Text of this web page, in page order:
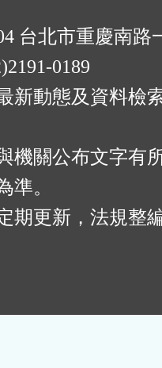
台北市重慶南路
0189
新動態及資料檢
機關公布文字有
準。
期更新，法規整